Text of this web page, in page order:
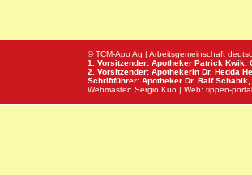
© TCM-Apo Ag | Arbeitsgemeinschaft
1. Vorsitzender: Apotheker Patrick Kwik,
2. Vorsitzender: Apothekerin Dr. Hedda
Schriftführer: Apotheker Dr. Ralf Schabik,
Webmaster: Sergio Kuo | Web: tippen-